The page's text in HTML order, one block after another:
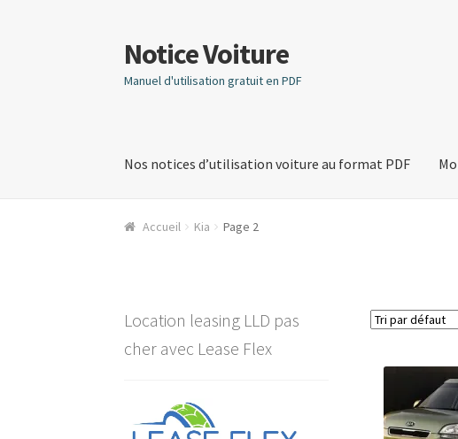
Aller
à
la
Aller
au
contenu
Notice Voiture
Manuel d'utilisation gratuit en PDF
Nos notices d’utilisation voiture au format PDF
Accueil Kia Page 2
Location leasing LLD pas
cher avec Lease Flex